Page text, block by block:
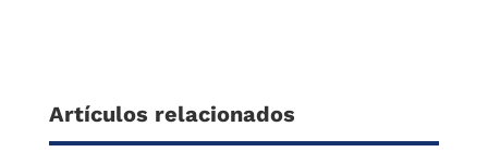
Artículos relacionados